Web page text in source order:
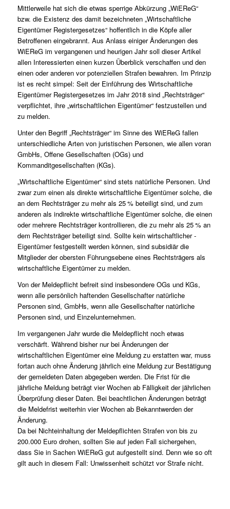
Mittlerweile hat sich die etwas sperrige Abkürzung „WiEReG“
bzw. die Existenz des damit bezeichneten „Wirtschaftliche
Eigentümer Registergesetzes“ hoffentlich in die Köpfe aller
Betroffenen eingebrannt. Aus Anlass einiger Änderungen des
WiEReG im vergangenen und heurigen Jahr soll dieser Artikel
allen Interessierten einen kurzen Überblick verschaffen und den
einen oder anderen vor potenziellen Strafen bewahren. Im Prinzip
ist es recht simpel: Seit der Einführung des Wirtschaftliche
Eigentümer Registergesetzes im Jahr 2018 sind „Rechtsträger“
verpflichtet, ihre „wirtschaftlichen Eigentümer“ festzustellen und
zu melden.
Unter den Begriff „Rechtsträger“ im Sinne des WiEReG fallen
unterschiedliche Arten von juristischen Personen, wie allen voran
GmbHs, Offene Gesellschaften (OGs) und
Kommanditgesellschaften (KGs).
„Wirtschaftliche Eigentümer“ sind stets natürliche Personen. Und
zwar zum einen als direkte wirtschaftliche Eigentümer solche, die
an dem Rechtsträger zu mehr als 25 % beteiligt sind, und zum
anderen als indirekte wirtschaftliche Eigentümer solche, die einen
oder mehrere Rechtsträger kontrollieren, die zu mehr als 25 % an
dem Rechtsträger beteiligt sind. Sollte kein wirtschaftlicher ­
Eigentümer festgestellt werden können, sind ­subsidiär die
Mitglieder der obersten Führungsebene eines Rechtsträgers als
wirtschaftliche Eigentümer zu melden.
Von der Meldepflicht befreit sind insbesondere OGs und KGs,
wenn alle persönlich haftenden Gesellschafter natürliche
Personen sind, GmbHs, wenn alle Gesellschafter natürliche
Personen sind, und Einzelunternehmen.
Im vergangenen Jahr wurde die Meldepflicht noch etwas
verschärft. Während bisher nur bei Änderungen der
wirtschaftlichen Eigentümer eine Meldung zu erstatten war, muss
fortan auch ohne Änderung jährlich eine Meldung zur Bestätigung
der gemeldeten Daten abgegeben werden. Die Frist für die
jährliche Meldung beträgt vier Wochen ab Fälligkeit der jährlichen
Überprüfung dieser Daten. Bei beachtlichen Änderungen beträgt
die Meldefrist weiterhin vier Wochen ab Bekanntwerden der
Änderung.
Da bei Nichteinhaltung der Meldepflichten Strafen von bis zu
200.000 Euro drohen, sollten Sie auf jeden Fall sichergehen,
dass Sie in Sachen WiEReG gut aufgestellt sind. Denn wie so oft
gilt auch in diesem Fall: Unwissenheit schützt vor Strafe nicht.